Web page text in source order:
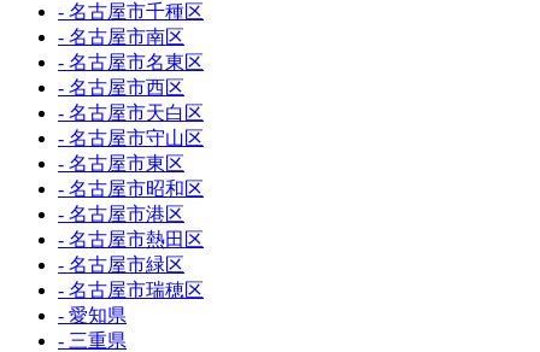
- 名古屋市千種区
- 名古屋市南区
- 名古屋市名東区
- 名古屋市西区
- 名古屋市天白区
- 名古屋市守山区
- 名古屋市東区
- 名古屋市昭和区
- 名古屋市港区
- 名古屋市熱田区
- 名古屋市緑区
- 名古屋市瑞穂区
- 愛知県
- 三重県